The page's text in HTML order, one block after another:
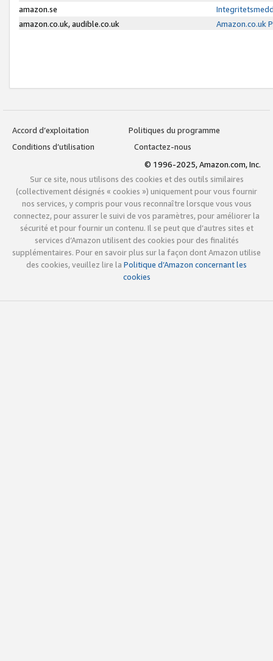
amazon.se
amazon.co.uk, audible.co.uk
Amazon.co.uk
Accord d’exploitation
Politiques du programme
Conditions d’utilisation
Contactez-nous
© 1996-2025, Amazon.com, Inc.
Sur ce site, nous utilisons des cookies et des outils similaires
(collectivement désignés « cookies ») uniquement pour vous fournir
nos services, y compris pour vous reconnaître lorsque vous vous
connectez, pour assurer le suivi de vos paramètres, pour améliorer la
sécurité et pour fournir un contenu. Il se peut que d’autres sites et
services d’Amazon utilisent des cookies pour des finalités
supplémentaires. Pour en savoir plus sur la façon dont Amazon utilise
des cookies, veuillez lire la Politique d’Amazon concernant les
cookies